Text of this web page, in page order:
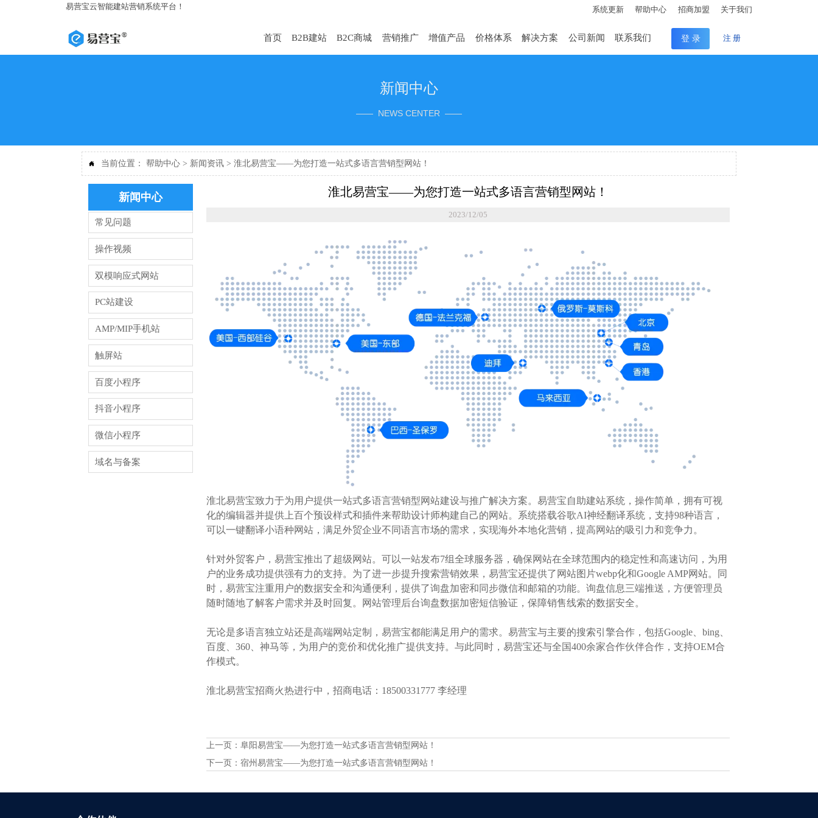
易营宝云智能建站营销系统平台！ 系统更新 帮助中心 招商加盟 关于我们
首页 B2B建站 B2C商城 营销推广 增值产品 价格体系 解决方案 公司新闻 联系我们 登 录 注 册
新闻中心
—— NEWS CENTER ——
 当前位置：帮助中心 > 新闻资讯 >淮北易营宝——为您打造一站式多语言营销型网站！
新闻中心
常见问题
操作视频
双模响应式网站
PC站建设
AMP/MIP手机站
触屏站
百度小程序
抖音小程序
微信小程序
域名与备案
淮北易营宝——为您打造一站式多语言营销型网站！
2023/12/05
淮北易营宝致力于为用户提供一站式多语言营销型网站建设与推广解决方案。易营宝自助建站系统，操作简单，拥有可视
化的编辑器并提供上百个预设样式和插件来帮助设计师构建自己的网站。系统搭载谷歌AI神经翻译系统，支持98种语言，
可以一键翻译小语种网站，满足外贸企业不同语言市场的需求，实现海外本地化营销，提高网站的吸引力和竞争力。
针对外贸客户，易营宝推出了超级网站。可以一站发布7组全球服务器，确保网站在全球范围内的稳定性和高速访问，为用
户的业务成功提供强有力的支持。为了进一步提升搜索营销效果，易营宝还提供了网站图片webp化和Google AMP网站。同
时，易营宝注重用户的数据安全和沟通便利，提供了询盘加密和同步微信和邮箱的功能。询盘信息三端推送，方便管理员
随时随地了解客户需求并及时回复。网站管理后台询盘数据加密短信验证，保障销售线索的数据安全。
无论是多语言独立站还是高端网站定制，易营宝都能满足用户的需求。易营宝与主要的搜索引擎合作，包括Google、bing、
百度、360、神马等，为用户的竞价和优化推广提供支持。与此同时，易营宝还与全国400余家合作伙伴合作，支持OEM合
作模式。
淮北易营宝招商火热进行中，招商电话：18500331777 李经理
上一页： 阜阳易营宝——为您打造一站式多语言营销型网站！
下一页： 宿州易营宝——为您打造一站式多语言营销型网站！